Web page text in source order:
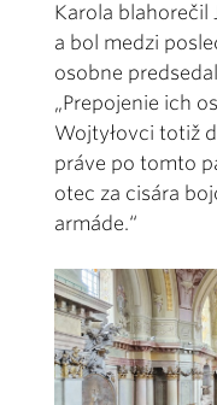
Karola blahorečil
a bol medzi
osobne
„Prepojenie ich
Wojtyłovci totiž
práve po tomto
otec za cisára
armáde.“